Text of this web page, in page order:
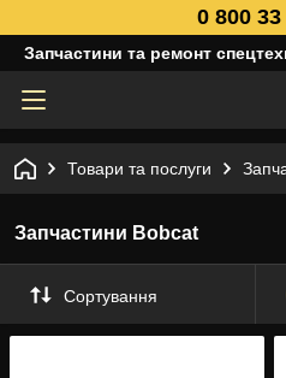
0 800
Запчастини та ремонт
Товари та послуги
Запчастини Bobcat
Сортування